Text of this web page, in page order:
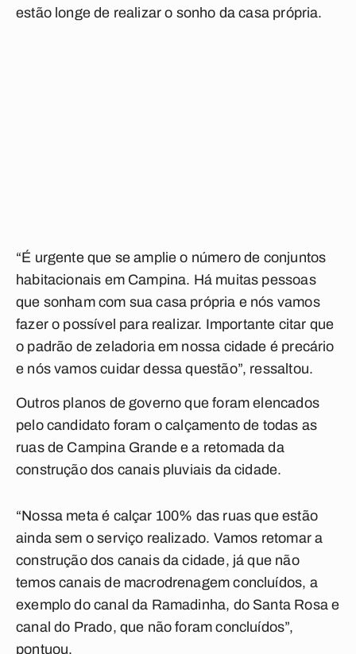
estão longe de realizar o sonho da casa própria.
“É urgente que se amplie o número de conjuntos
habitacionais em Campina. Há muitas pessoas
que sonham com sua casa própria e nós vamos
fazer o possível para realizar. Importante citar que
o padrão de zeladoria em nossa cidade é precário
e nós vamos cuidar dessa questão”, ressaltou.
Outros planos de governo que foram elencados
pelo candidato foram o calçamento de todas as
ruas de Campina Grande e a retomada da
construção dos canais pluviais da cidade.
“Nossa meta é calçar 100% das ruas que estão
ainda sem o serviço realizado. Vamos retomar a
construção dos canais da cidade, já que não
temos canais de macrodrenagem concluídos, a
exemplo do canal da Ramadinha, do Santa Rosa e
canal do Prado, que não foram concluídos”,
pontuou.